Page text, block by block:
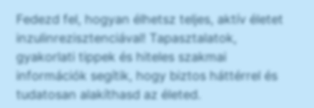
Fedezd fel, hogyan élhetsz teljes, aktív életet
inzulinrezisztenciával! Tapasztalatok,
gyakorlati tippek és hiteles szakmai
információk segítik, hogy biztos háttérrel és
tudatosan alakíthasd az életed.